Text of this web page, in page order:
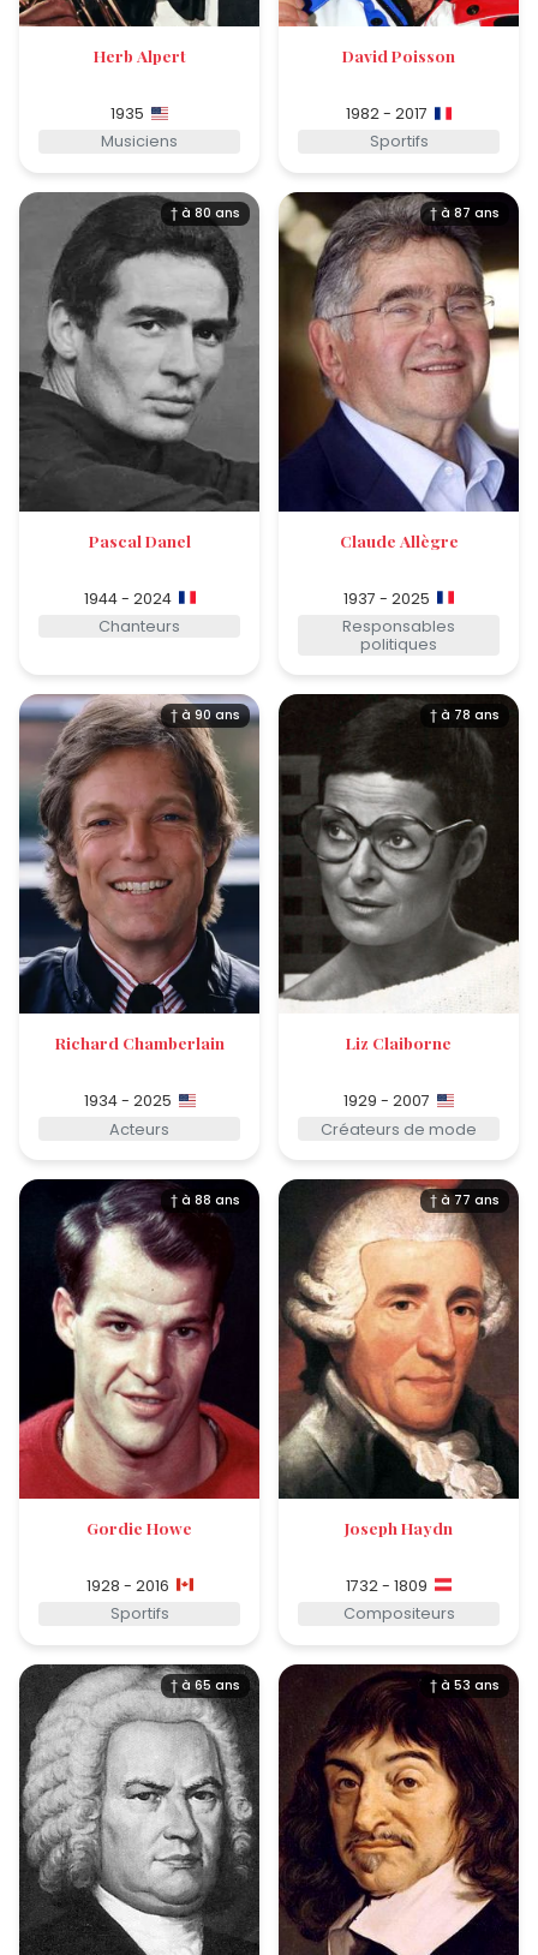
Herb Alpert
1935
Musiciens
David Poisson
1982 - 2017
Sportifs
† à 80 ans
Pascal Danel
1944 - 2024
Chanteurs
† à 87 ans
Claude Allègre
1937 - 2025
Responsables
politiques
† à 90 ans
Richard Chamberlain
1934 - 2025
Acteurs
† à 78 ans
Liz Claiborne
1929 - 2007
Créateurs de mode
† à 88 ans
Gordie Howe
1928 - 2016
Sportifs
† à 77 ans
Joseph Haydn
1732 - 1809
Compositeurs
† à 65 ans † à 53 ans